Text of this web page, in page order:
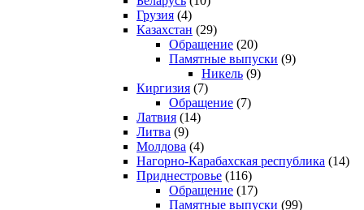
Грузия (4)
Казахстан (29)
Обращение (20)
Памятные выпуски (9)
Никель (9)
Киргизия (7)
Обращение (7)
Латвия (14)
Литва (9)
Молдова (4)
Нагорно-Карабахская республика (14)
Приднестровье (116)
Обращение (17)
Памятные выпуски (99)